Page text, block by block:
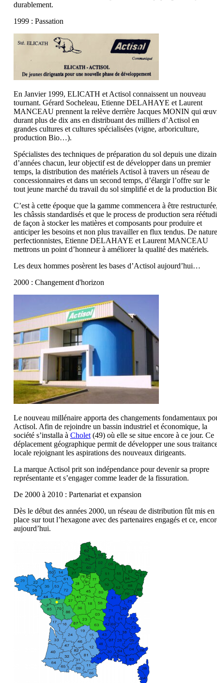
durablement.
1999 : Passation
En Janvier 1999, ELICATH et Actisol connaissent un nouveau
tournant. Gérard Socheleau, Etienne DELAHAYE et Laurent
MANCEAU prennent la relève derrière Jacques MONIN qui
durant plus de dix ans en distribuant des milliers d’Actisol en
grandes cultures et cultures spécialisées (vigne, arboriculture,
production Bio…).
Spécialistes des techniques de préparation du sol depuis une
d’années chacun, leur objectif est de développer dans un premier
temps, la distribution des matériels Actisol à travers un réseau de
concessionnaires et dans un second temps, d’élargir l’offre sur le
tout jeune marché du travail du sol simplifié et de la production
C’est à cette époque que la gamme commencera à être
les châssis standardisés et que le process de production sera
de façon à stocker les matières et composants pour produire et
anticiper les besoins et non plus travailler en flux tendus. De nature
perfectionnistes, Etienne DELAHAYE et Laurent MANCEAU
mettrons un point d’honneur à améliorer la qualité des matériels.
Les deux hommes posèrent les bases d’Actisol aujourd’hui…
2000 : Changement d'horizon
Le nouveau millénaire apporta des changements fondamentaux
Actisol. Afin de rejoindre un bassin industriel et économique, la
société s’installa à Cholet(49) où elle se situe encore à ce jour. Ce
déplacement géographique permit de développer une sous
locale rejoignant les aspirations des nouveaux dirigeants.
La marque Actisol prit son indépendance pour devenir sa propre
représentante et s’engager comme leader de la fissuration.
De 2000 à 2010 : Partenariat et expansion
Dès le début des années 2000, un réseau de distribution fût mis en
place sur tout l’hexagone avec des partenaires engagés et ce,
aujourd’hui.